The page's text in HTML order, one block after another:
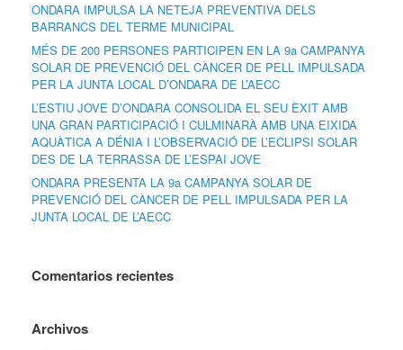
ONDARA IMPULSA LA NETEJA PREVENTIVA DELS
BARRANCS DEL TERME MUNICIPAL
MÉS DE 200 PERSONES PARTICIPEN EN LA 9a CAMPANYA
SOLAR DE PREVENCIÓ DEL CÀNCER DE PELL IMPULSADA
PER LA JUNTA LOCAL D’ONDARA DE L’AECC
L’ESTIU JOVE D’ONDARA CONSOLIDA EL SEU ÈXIT AMB
UNA GRAN PARTICIPACIÓ I CULMINARÀ AMB UNA EIXIDA
AQUÀTICA A DÉNIA I L’OBSERVACIÓ DE L’ECLIPSI SOLAR
DES DE LA TERRASSA DE L’ESPAI JOVE
ONDARA PRESENTA LA 9a CAMPANYA SOLAR DE
PREVENCIÓ DEL CÀNCER DE PELL IMPULSADA PER LA
JUNTA LOCAL DE L’AECC
Comentarios recientes
Archivos